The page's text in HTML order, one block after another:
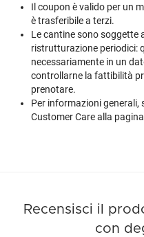
Il coupon è valido per un
è trasferibile a terzi.
Le cantine sono soggette
ristrutturazione periodici:
necessariamente in un
controllarne la fattibilità
prenotare.
Per informazioni
Customer Care alla pagina
Recensisci il
con